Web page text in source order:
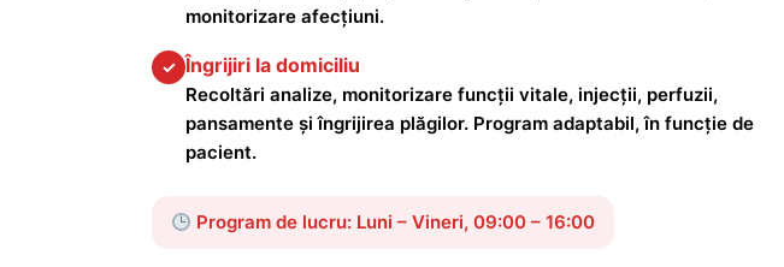
monitorizare afecțiuni.
✓ Îngrijiri la domiciliu
Recoltări analize, monitorizare funcții vitale, injecții, perfuzii,
pansamente și îngrijirea plăgilor. Program adaptabil, în funcție de
pacient.
Program de lucru: Luni – Vineri, 09:00 – 16:00